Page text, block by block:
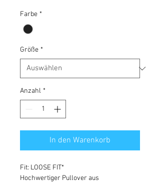
Farbe *
Größe *
Anzahl *
In den Warenkorb
Fit: LOOSE FIT*
Hochwertiger Pullover aus